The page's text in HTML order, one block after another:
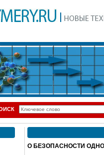
О БЕЗОПАСНОСТИ